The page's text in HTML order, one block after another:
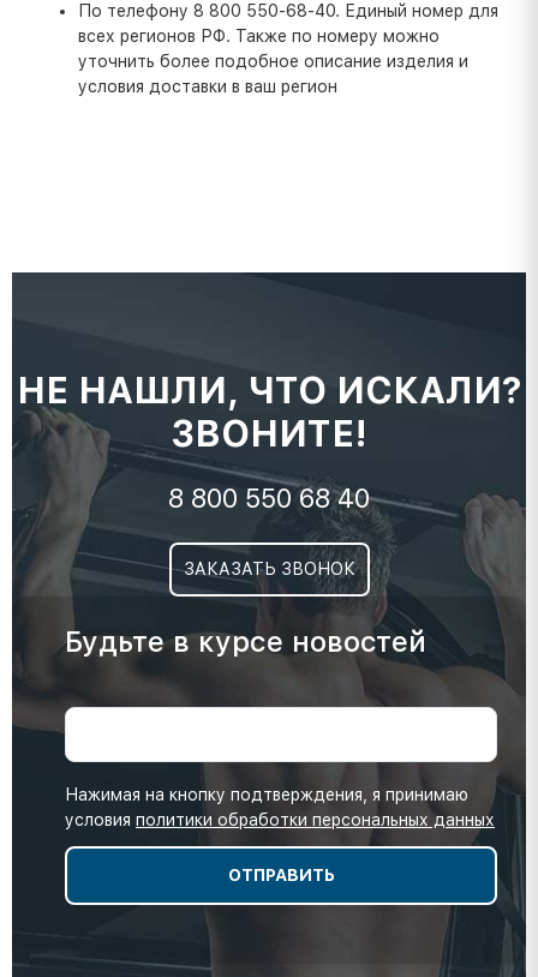
По телефону 8 800 550-68-40. Единый номер для
всех регионов РФ. Также по номеру можно
уточнить более подобное описание изделия и
условия доставки в ваш регион
НЕ НАШЛИ, ЧТО ИСКАЛИ?
ЗВОНИТЕ!
8 800 550 68 40
ЗАКАЗАТЬ ЗВОНОК
Будьте в курсе новостей
Нажимая на кнопку подтверждения, я принимаю
условия политики обработки персональных данных